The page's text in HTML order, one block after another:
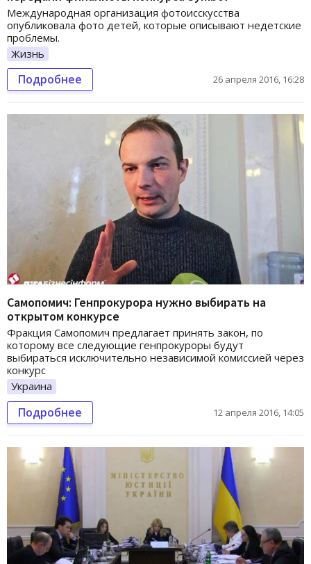
Международная организация фотоисскусства
опубликовала фото детей, которые описывают недетские
проблемы.
Жизнь
Подробнее 26 апреля 2016, 16:28
Самопомич: Генпрокурора нужно выбирать на
открытом конкурсе
Фракция Самопомич предлагает принять закон, по
которому все следующие генпрокуроры будут
выбираться исключительно независимой комиссией через
конкурс
Украина
Подробнее 12 апреля 2016, 14:05